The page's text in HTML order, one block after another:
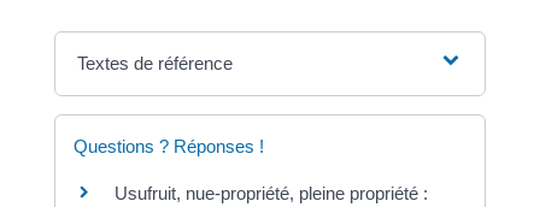
Textes de référence
Questions ? Réponses !
Usufruit, nue-propriété, pleine propriété :